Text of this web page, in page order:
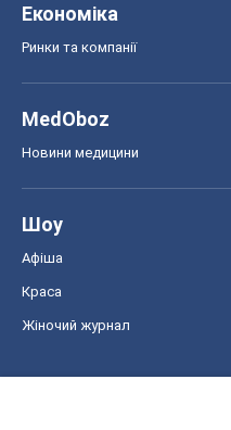
Економіка
Ринки та компанії
MedOboz
Новини медицини
Шоу
Афіша
Краса
Жіночий журнал